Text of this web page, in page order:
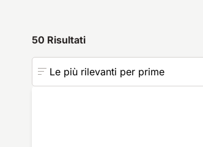
50 Risultati
Le più rilevanti per prime